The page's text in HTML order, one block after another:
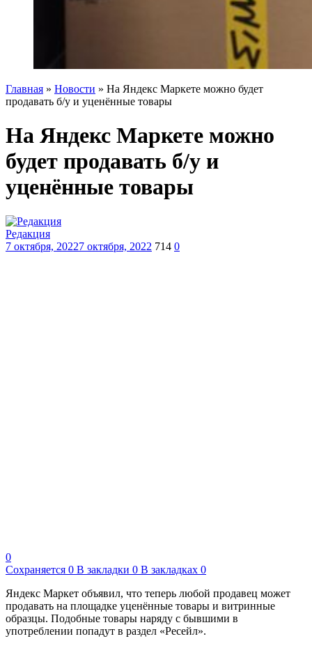
Главная » Новости » На Яндекс Маркете можно будет
продавать б/у и уценённые товары
На Яндекс Маркете можно
будет продавать б/у и
уценённые товары
Редакция
7 октября, 20227 октября, 2022 714 0
0
Сохраняется 0 В закладки 0 В закладках 0
Яндекс Маркет объявил, что теперь любой продавец может
продавать на площадке уценённые товары и витринные
образцы. Подобные товары наряду с бывшими в
употреблении попадут в раздел «Ресейл».